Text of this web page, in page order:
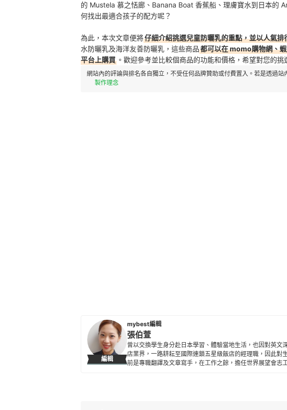
的 Mustela 慕之恬廊、Banana Boat 香蕉船、理膚寶水到日本的
何找出最適合孩子的配方呢？
為此，本次文章便將仔細介紹挑選兒童防曬乳的重點，並以人氣
水防曬乳及海洋友善防曬乳，這些商品都可以在 momo購物網、
平台上購買 。歡迎參考並比較個商品的功能和價格，希望對您的挑
網站內的評論與排名各自獨立，不受任何品牌贊助或付費置入。若是透過
製作理念
編輯
mybest編輯
張伯萱
曾以交換學生身分赴日本學習、體驗當地生活，也因對英文
店業界，一路耕耘至國際連鎖五星級飯店的經理職，因此對
前是專職翻譯及文章寫手，在工作之餘，擔任世界展望會志